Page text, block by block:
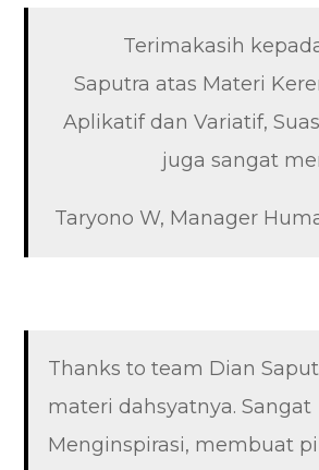
Terimakasih
Saputra atas Materi
Aplikatif dan Variatif,
juga sangat
Taryono W, Manager
Thanks to team Dian
materi dahsyatnya. Sangat
Menginspirasi, membuat